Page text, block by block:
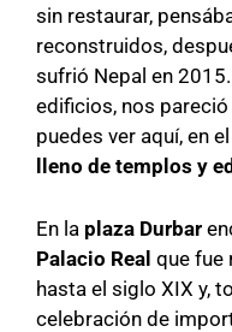
sin restaurar,
reconstruidos,
sufrió Nepal en
edificios, nos
puedes ver aquí, en
lleno de templos y
En la plaza Durbar
Palacio Real que fue
hasta el siglo XIX y,
celebración de